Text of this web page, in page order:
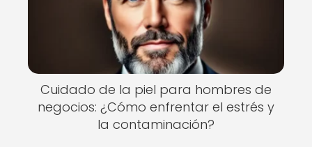
Cuidado de la piel para hombres de
negocios: ¿Cómo enfrentar el estrés y
la contaminación?